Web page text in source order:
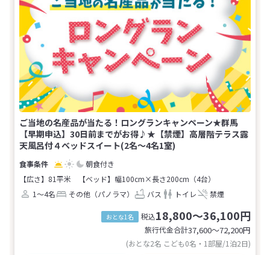
ご当地の名産品が当たる！ロングランキャンペーン★群馬
【早期申込】30日前までがお得♪★【禁煙】高層階テラス露
天風呂付４ベッドスイート(2名～4名1室)
朝食付き
【広さ】81平米
【ベッド】幅100cm×長さ200cm（4台）
1～4名
その他（パノラマ） バス トイレ 禁煙
おとな1名 税込18,800～36,100円
旅行代金合計37,600〜72,200円
(おとな2名 こども0名・1部屋/1泊2日)